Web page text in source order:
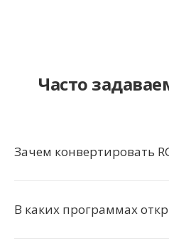
Часто
Зачем конвертировать
В каких программах